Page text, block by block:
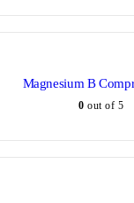
Magnesium B
0 out of 5